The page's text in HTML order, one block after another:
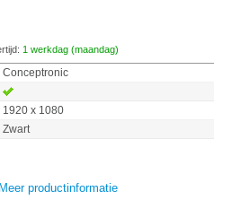
1 werkdag (maandag)
Conceptronic
1920 x 1080
Zwart
Meer productinformatie